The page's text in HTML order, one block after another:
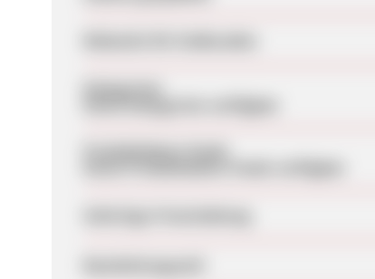
Kategorien
Produktdaten-Feeds